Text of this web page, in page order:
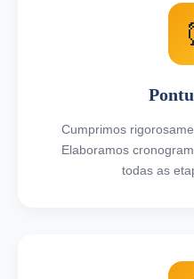
Cumprimos
Elaboramos
todas as